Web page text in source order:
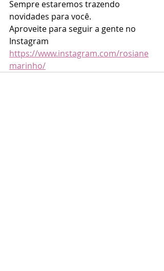
Sempre estaremos trazendo
novidades para você.
Aproveite para seguir a gente no
Instagram
https://www.instagram.com/rosiane
marinho/